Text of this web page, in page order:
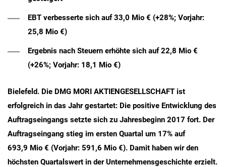
EBT verbesserte sich auf 33,0 Mio € (+28%; Vorjahr:
25,8 Mio €)
Ergebnis nach Steuern erhöhte sich auf 22,8 Mio €
(+26%; Vorjahr: 18,1 Mio €)
Bielefeld. Die DMG MORI AKTIENGESELLSCHAFT ist
erfolgreich in das Jahr gestartet: Die positive Entwicklung des
Auftragseingangs setzte sich zu Jahresbeginn 2017 fort. Der
Auftragseingang stieg im ersten Quartal um 17% auf
693,9 Mio € (Vorjahr: 591,6 Mio €). Damit haben wir den
höchsten Quartalswert in der Unternehmensgeschichte erzielt.